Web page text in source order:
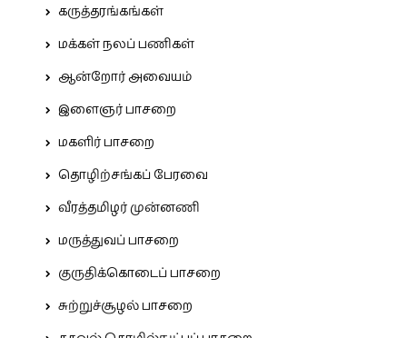
கருத்தரங்கங்கள்
மக்கள் நலப் பணிகள்
ஆன்றோர் அவையம்
இளைஞர் பாசறை
மகளிர் பாசறை
தொழிற்சங்கப் பேரவை
வீரத்தமிழர் முன்னணி
மருத்துவப் பாசறை
குருதிக்கொடைப் பாசறை
சுற்றுச்சூழல் பாசறை